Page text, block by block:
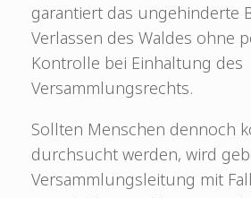
garantiert das ungehinderte
Verlassen des Waldes ohne
Kontrolle bei Einhaltung des
Versammlungsrechts.
Sollten Menschen dennoch
durchsucht werden, wird
Versammlungsleitung mit